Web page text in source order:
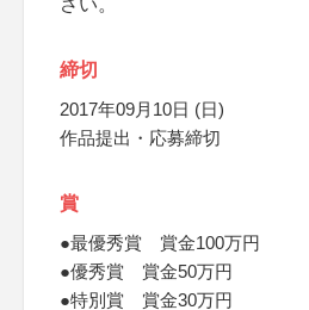
さい。
締切
2017年09月10日 (日)
作品提出・応募締切
賞
●最優秀賞 賞金100万円
●優秀賞 賞金50万円
●特別賞 賞金30万円